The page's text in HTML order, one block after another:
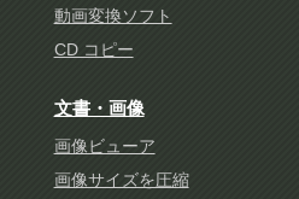
動画変換ソフト
CD コピー
文書・画像
画像ビューア
画像サイズを圧縮